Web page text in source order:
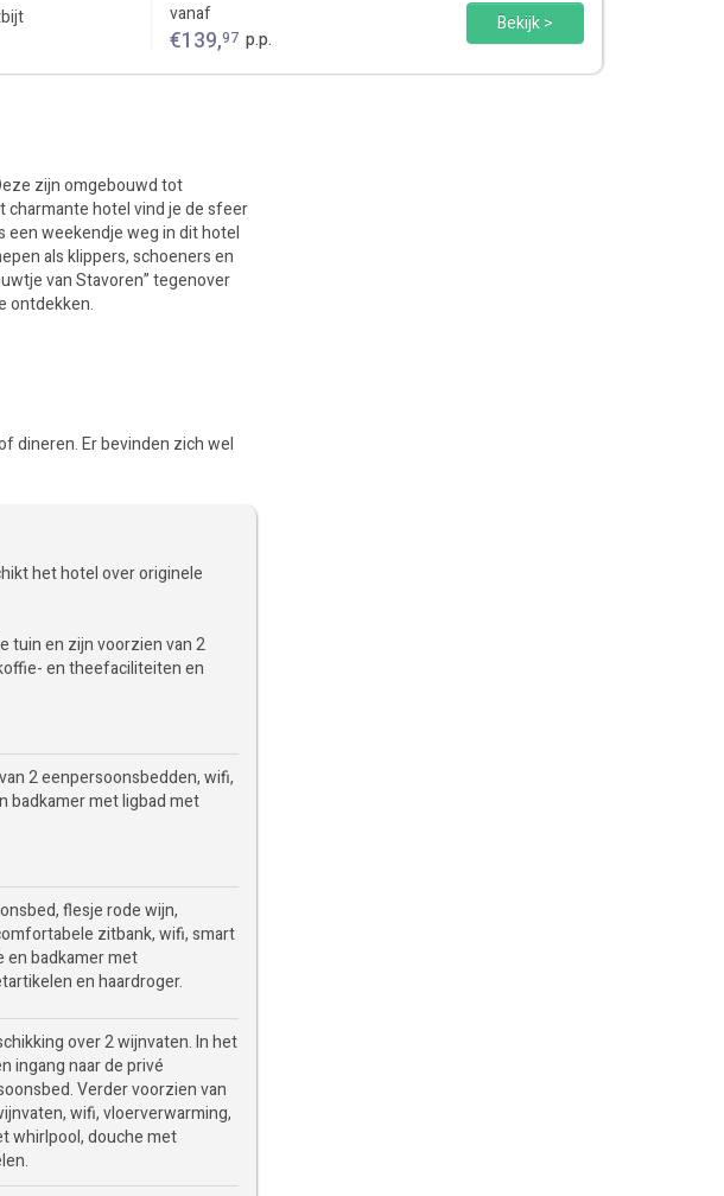
vanaf
€139,97 p.p.
Bekijk >
zijn omgebouwd tot
charmante hotel vind je de sfeer
een weekendje weg in dit hotel
als klippers, schoeners en
van Stavoren” tegenover
ontdekken.
dineren. Er bevinden zich wel
het hotel over originele
tuin en zijn voorzien van 2
en theefaciliteiten en
2 eenpersoonsbedden, wifi,
badkamer met ligbad met
flesje rode wijn,
zitbank, wifi, smart
en badkamer met
en haardroger.
over 2 wijnvaten. In het
ingang naar de privé
Verder voorzien van
wifi, vloerverwarming,
whirlpool, douche met